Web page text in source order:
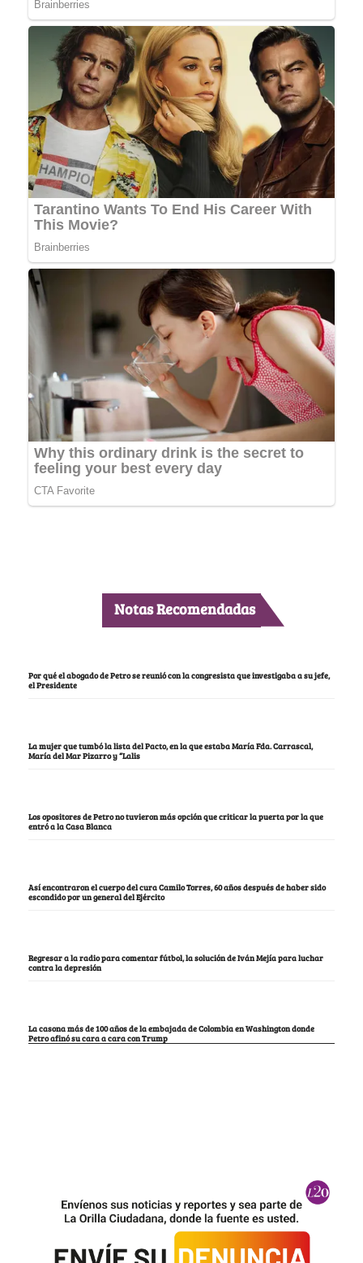
Notas Recomendadas
Por qué el abogado de Petro se reunió con la congresista que investigaba a su jefe,
el Presidente
La mujer que tumbó la lista del Pacto, en la que estaba María Fda. Carrascal,
María del Mar Pizarro y “Lalis
Los opositores de Petro no tuvieron más opción que criticar la puerta por la que
entró a la Casa Blanca
Así encontraron el cuerpo del cura Camilo Torres, 60 años después de haber sido
escondido por un general del Ejército
Regresar a la radio para comentar fútbol, la solución de Iván Mejía para luchar
contra la depresión
La casona más de 100 años de la embajada de Colombia en Washington donde
Petro afinó su cara a cara con Trump